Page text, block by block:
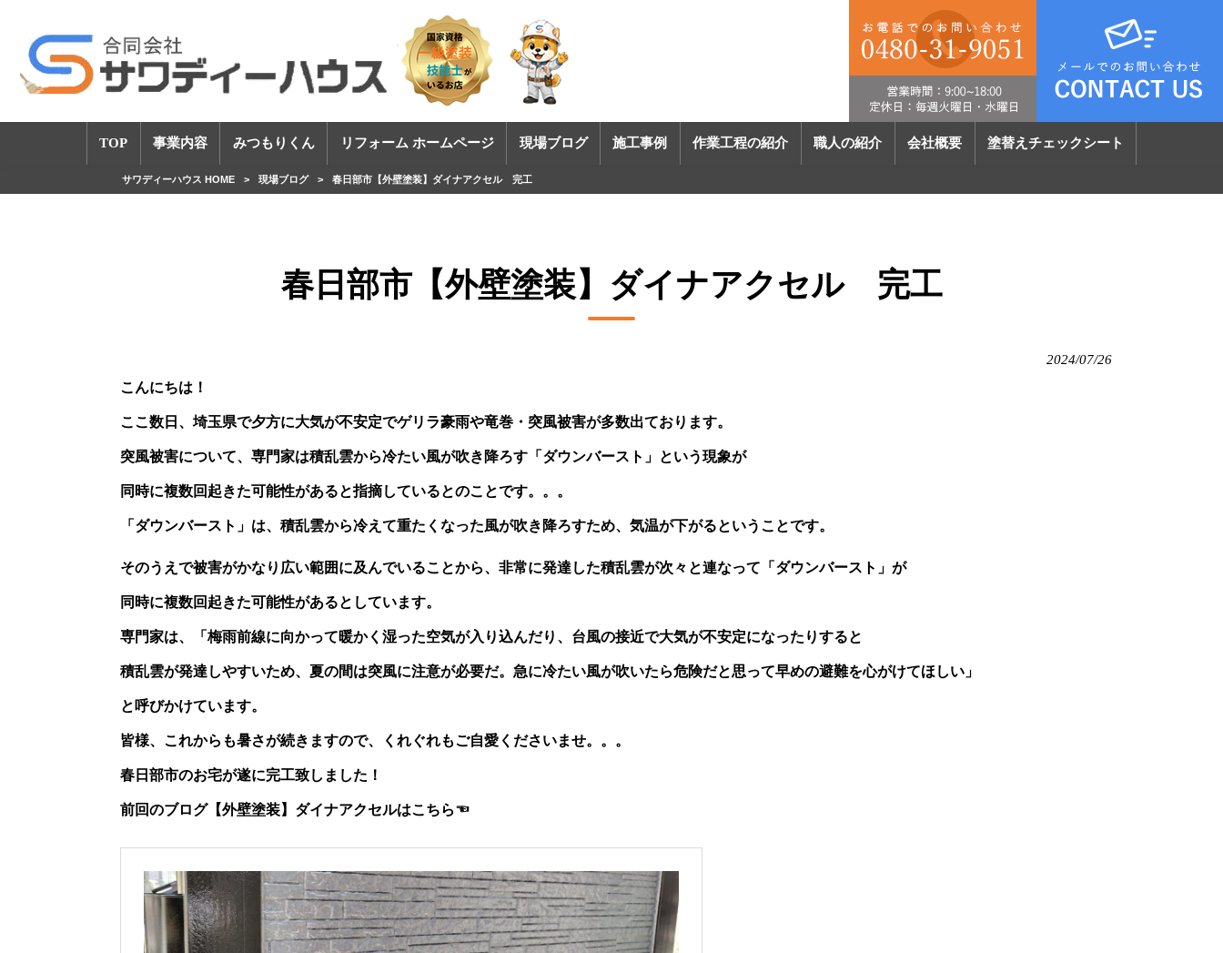
TOP 事業内容 みつもりくん リフォーム ホームページ 現場ブログ 施工事例 作業工程の紹介 職人の紹介 会社概要 塗替えチェックシート
サワディーハウス HOME > 現場ブログ > 春日部市【外壁塗装】ダイナアクセル 完工
春日部市【外壁塗装】ダイナアクセル 完工
2024/07/26
こんにちは！
ここ数日、埼玉県で夕方に大気が不安定でゲリラ豪雨や竜巻・突風被害が多数出ております。
突風被害について、専門家は積乱雲から冷たい風が吹き降ろす「ダウンバースト」という現象が
同時に複数回起きた可能性があると指摘しているとのことです。。。
「ダウンバースト」は、積乱雲から冷えて重たくなった風が吹き降ろすため、気温が下がるということです。
そのうえで被害がかなり広い範囲に及んでいることから、非常に発達した積乱雲が次々と連なって「ダウンバースト」が
同時に複数回起きた可能性があるとしています。
専門家は、「梅雨前線に向かって暖かく湿った空気が入り込んだり、台風の接近で大気が不安定になったりすると
積乱雲が発達しやすいため、夏の間は突風に注意が必要だ。急に冷たい風が吹いたら危険だと思って早めの避難を心がけてほしい」
と呼びかけています。
皆様、 これからも暑さが続きますので、くれぐれもご自愛くださいませ。。。
春日部市のお宅が遂に完工致しました！
前回のブログ【外壁塗装】ダイナアクセルはこちら☜